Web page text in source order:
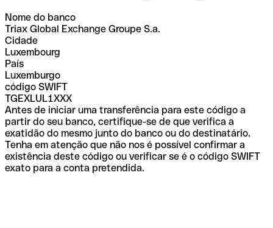
Nome do banco
Triax Global Exchange Groupe S.a.
Cidade
Luxembourg
País
Luxemburgo
código SWIFT
TGEXLUL1XXX
Antes de iniciar uma transferência para este código a
partir do seu banco, certifique-se de que verifica a
exatidão do mesmo junto do banco ou do destinatário.
Tenha em atenção que não nos é possível confirmar a
existência deste código ou verificar se é o código SWIFT
exato para a conta pretendida.